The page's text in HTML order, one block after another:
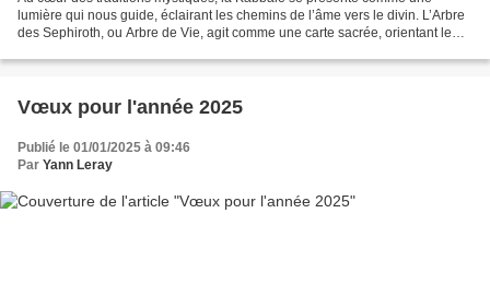
lumière qui nous guide, éclairant les chemins de l’âme vers le divin. L’Arbre
des Sephiroth, ou Arbre de Vie, agit comme une carte sacrée, orientant le
Vœux pour l'année 2025
Publié le 01/01/2025 à 09:46
Par Yann Leray